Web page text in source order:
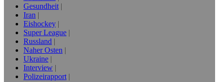
Gesundheit
Iran
Eishockey
Super League
Russland
Naher Osten
Ukraine
Interview
Polizeirapport